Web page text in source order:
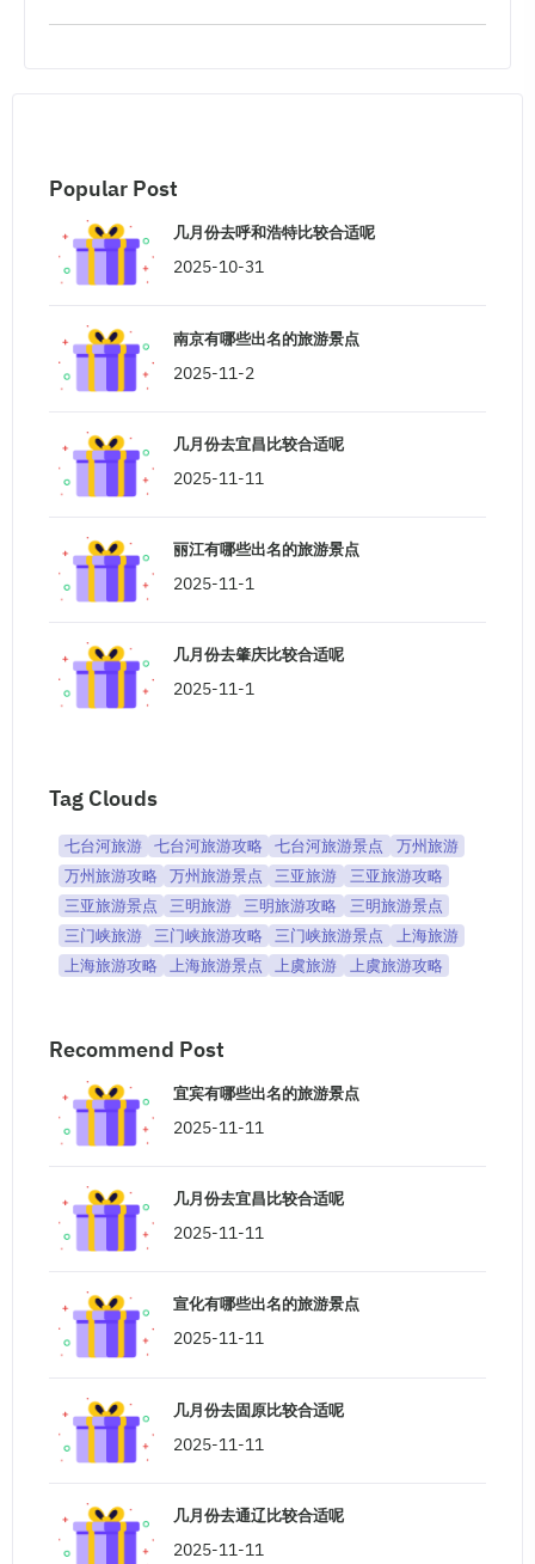
Popular Post
几月份去呼和浩特比较合适呢
2025-10-31
南京有哪些出名的旅游景点
2025-11-2
几月份去宜昌比较合适呢
2025-11-11
丽江有哪些出名的旅游景点
2025-11-1
几月份去肇庆比较合适呢
2025-11-1
Tag Clouds
七台河旅游 七台河旅游攻略 七台河旅游景点
万州旅游
万州旅游攻略
万州旅游景点 三亚旅游
三亚旅游攻略
三亚旅游景点
三明旅游 三明旅游攻略
三明旅游景点
三门峡旅游
三门峡旅游攻略 三门峡旅游景点
上海旅游
上海旅游攻略
上海旅游景点 上虞旅游 上虞旅游攻略
Recommend Post
宜宾有哪些出名的旅游景点
2025-11-11
几月份去宜昌比较合适呢
2025-11-11
宣化有哪些出名的旅游景点
2025-11-11
几月份去固原比较合适呢
2025-11-11
几月份去通辽比较合适呢
2025-11-11